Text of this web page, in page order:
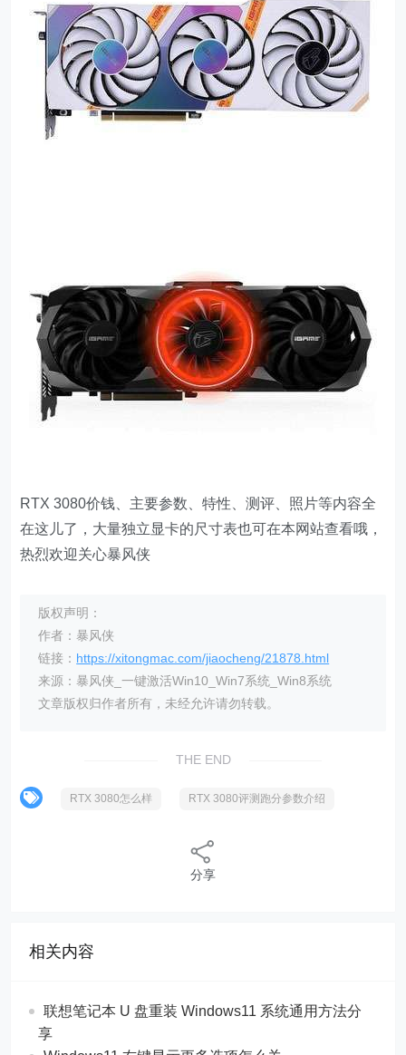
RTX 3080价钱、主要参数、特性、测评、照片等内容全
在这儿了，大量独立显卡的尺寸表也可在本网站查看哦，
热烈欢迎关心暴风侠
版权声明：
作者：暴风侠
链接： https://xitongmac.com/jiaocheng/21878.html
来源：暴风侠_一键激活Win10_Win7系统_Win8系统
文章版权归作者所有，未经允许请勿转载。
THE END
RTX 3080怎么样 RTX 3080评测跑分参数介绍
分享
相关内容
联想笔记本 U 盘重装 Windows11 系统通用方法分
享